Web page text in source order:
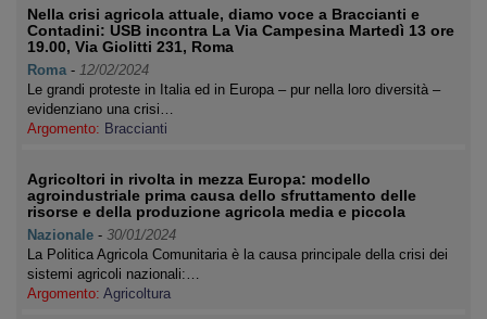
Nella crisi agricola attuale, diamo voce a Braccianti e
Contadini: USB incontra La Via Campesina Martedì 13 ore
19.00, Via Giolitti 231, Roma
Roma - 12/02/2024
Le grandi proteste in Italia ed in Europa – pur nella loro diversità –
evidenziano una crisi…
Argomento: Braccianti
Agricoltori in rivolta in mezza Europa: modello
agroindustriale prima causa dello sfruttamento delle
risorse e della produzione agricola media e piccola
Nazionale - 30/01/2024
La Politica Agricola Comunitaria è la causa principale della crisi dei
sistemi agricoli nazionali:…
Argomento: Agricoltura